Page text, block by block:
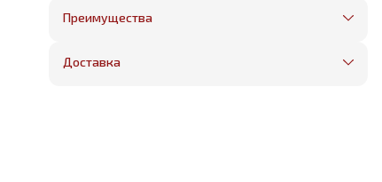
Преимущества
Оплата частями в Сплит
Бесплатная доставка в пределах КАД
Доставка